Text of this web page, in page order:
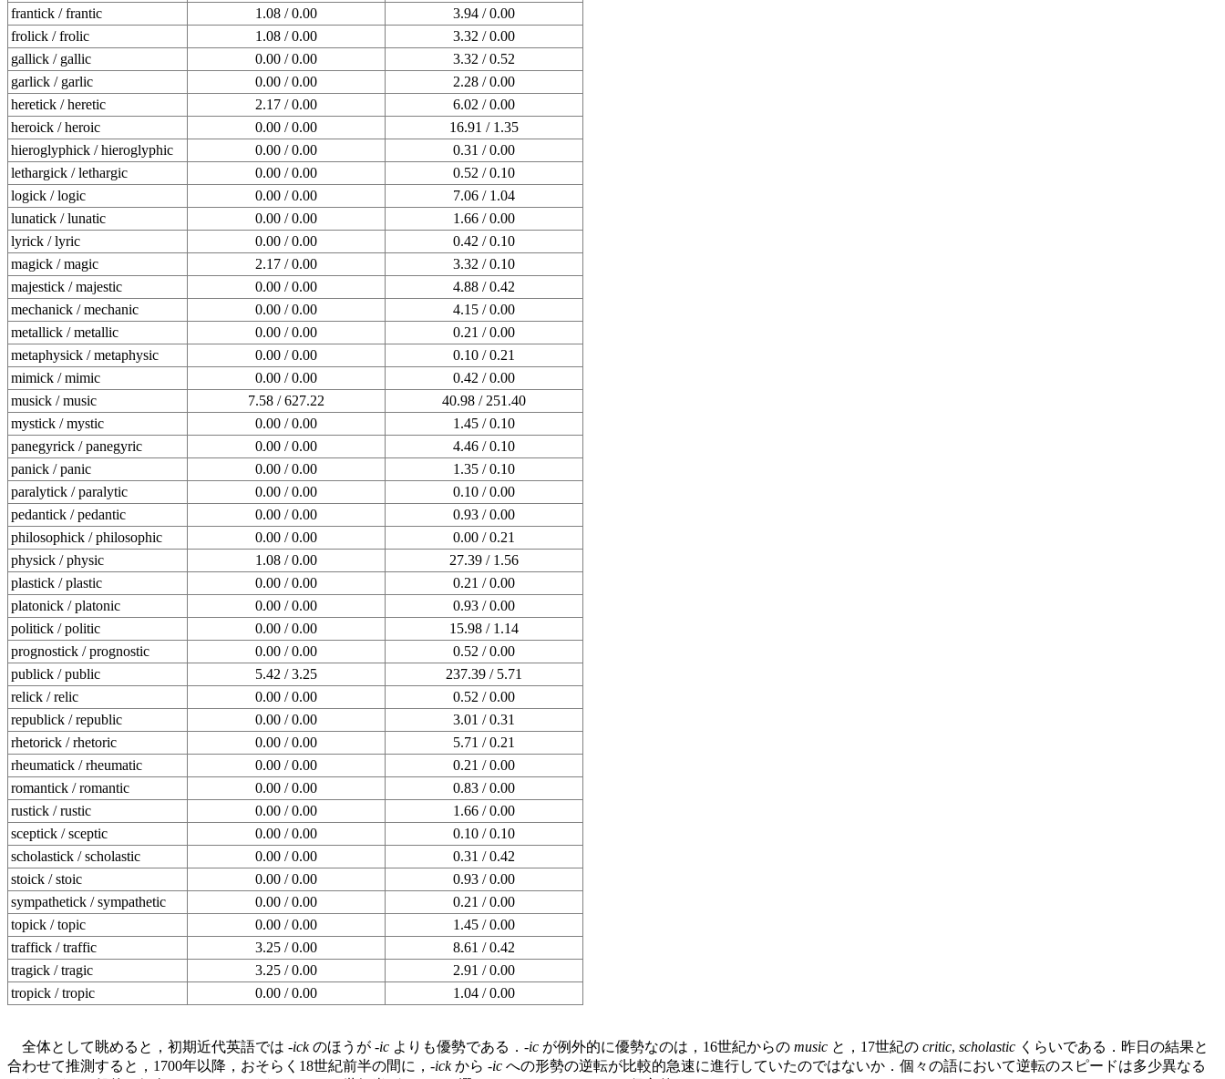
frantick / frantic
1.08 / 0.00
3.94 / 0.00
frolick / frolic
1.08 / 0.00
3.32 / 0.00
gallick / gallic
0.00 / 0.00
3.32 / 0.52
garlick / garlic
0.00 / 0.00
2.28 / 0.00
heretick / heretic
2.17 / 0.00
6.02 / 0.00
heroick / heroic
0.00 / 0.00
16.91 / 1.35
hieroglyphick / hieroglyphic
0.00 / 0.00
0.31 / 0.00
lethargick / lethargic
0.00 / 0.00
0.52 / 0.10
logick / logic
0.00 / 0.00
7.06 / 1.04
lunatick / lunatic
0.00 / 0.00
1.66 / 0.00
lyrick / lyric
0.00 / 0.00
0.42 / 0.10
magick / magic
2.17 / 0.00
3.32 / 0.10
majestick / majestic
0.00 / 0.00
4.88 / 0.42
mechanick / mechanic
0.00 / 0.00
4.15 / 0.00
metallick / metallic
0.00 / 0.00
0.21 / 0.00
metaphysick / metaphysic
0.00 / 0.00
0.10 / 0.21
mimick / mimic
0.00 / 0.00
0.42 / 0.00
musick / music
7.58 / 627.22
40.98 / 251.40
mystick / mystic
0.00 / 0.00
1.45 / 0.10
panegyrick / panegyric
0.00 / 0.00
4.46 / 0.10
panick / panic
0.00 / 0.00
1.35 / 0.10
paralytick / paralytic
0.00 / 0.00
0.10 / 0.00
pedantick / pedantic
0.00 / 0.00
0.93 / 0.00
philosophick / philosophic
0.00 / 0.00
0.00 / 0.21
physick / physic
1.08 / 0.00
27.39 / 1.56
plastick / plastic
0.00 / 0.00
0.21 / 0.00
platonick / platonic
0.00 / 0.00
0.93 / 0.00
politick / politic
0.00 / 0.00
15.98 / 1.14
prognostick / prognostic
0.00 / 0.00
0.52 / 0.00
publick / public
5.42 / 3.25
237.39 / 5.71
relick / relic
0.00 / 0.00
0.52 / 0.00
republick / republic
0.00 / 0.00
3.01 / 0.31
rhetorick / rhetoric
0.00 / 0.00
5.71 / 0.21
rheumatick / rheumatic
0.00 / 0.00
0.21 / 0.00
romantick / romantic
0.00 / 0.00
0.83 / 0.00
rustick / rustic
0.00 / 0.00
1.66 / 0.00
sceptick / sceptic
0.00 / 0.00
0.10 / 0.10
scholastick / scholastic
0.00 / 0.00
0.31 / 0.42
stoick / stoic
0.00 / 0.00
0.93 / 0.00
sympathetick / sympathetic
0.00 / 0.00
0.21 / 0.00
topick / topic
0.00 / 0.00
1.45 / 0.00
traffick / traffic
3.25 / 0.00
8.61 / 0.42
tragick / tragic
3.25 / 0.00
2.91 / 0.00
tropick / tropic
0.00 / 0.00 1.04 / 0.00
全体として眺めると，初期近代英語では -ickのほうが -ic よりも優勢である．-ic が例外的に優勢なのは，16世紀からの music と，17世紀の critic, scholastic くらいである．昨日の結果と
合わせて推測すると，1700年以降，おそらく18世紀前半の間に，-ickから -ic への形勢の逆転が比較的急速に進行していたのではないか．個々の語において逆転のスピードは多少異なる